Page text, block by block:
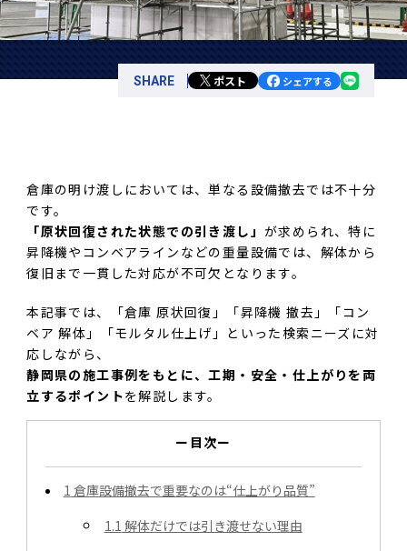
SHARE ポスト シェアする
倉庫の明け渡しにおいては、単なる設備撤去では不十分
です。
「原状回復された状態での引き渡し」 が求められ、特に
昇降機やコンベアラインなどの重量設備では、解体から
復旧まで一貫した対応が不可欠となります。
本記事では、「倉庫 原状回復」「昇降機 撤去」「コン
ベア 解体」「モルタル仕上げ」といった検索ニーズに対
応しながら、
静岡県の施工事例をもとに、工期・安全・仕上がりを両
立するポイントを解説します。
ー目次ー
1 倉庫設備撤去で重要なのは“仕上がり品質”
1.1 解体だけでは引き渡せない理由